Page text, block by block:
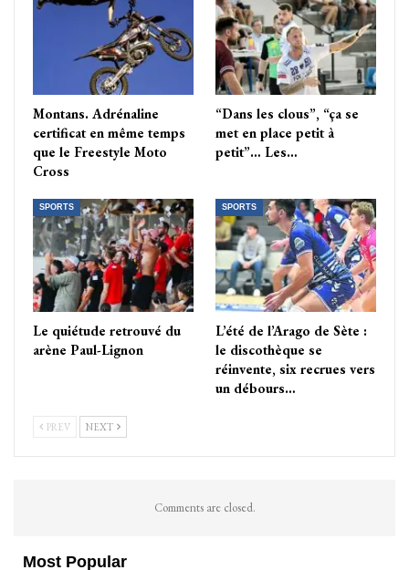
Montans. Adrénaline
certificat en même temps
que le Freestyle Moto
Cross
“Dans les clous”, “ça se
met en place petit à
petit”… Les…
SPORTS
Le quiétude retrouvé du
arène Paul-Lignon
SPORTS
L’été de l’Arago de Sète :
le discothèque se
réinvente, six recrues vers
un débours…
PREV NEXT
Comments are closed.
Most Popular